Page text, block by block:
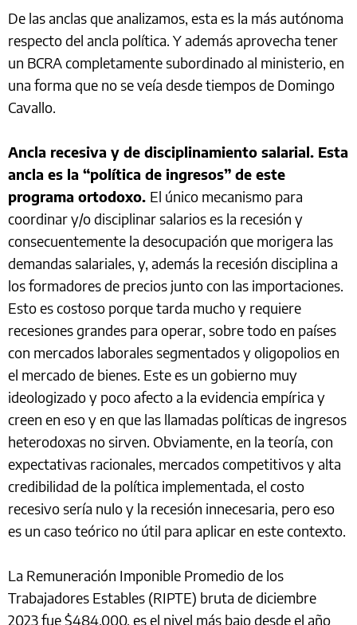
De las anclas que analizamos, esta es la más autónoma
respecto del ancla política. Y además aprovecha tener
un BCRA completamente subordinado al ministerio, en
una forma que no se veía desde tiempos de Domingo
Cavallo.
Ancla recesiva y de disciplinamiento salarial. Esta
ancla es la “política de ingresos” de este
programa ortodoxo. El único mecanismo para
coordinar y/o disciplinar salarios es la recesión y
consecuentemente la desocupación que morigera las
demandas salariales, y, además la recesión disciplina a
los formadores de precios junto con las importaciones.
Esto es costoso porque tarda mucho y requiere
recesiones grandes para operar, sobre todo en países
con mercados laborales segmentados y oligopolios en
el mercado de bienes. Este es un gobierno muy
ideologizado y poco afecto a la evidencia empírica y
creen en eso y en que las llamadas políticas de ingresos
heterodoxas no sirven. Obviamente, en la teoría, con
expectativas racionales, mercados competitivos y alta
credibilidad de la política implementada, el costo
recesivo sería nulo y la recesión innecesaria, pero eso
es un caso teórico no útil para aplicar en este contexto.
La Remuneración Imponible Promedio de los
Trabajadores Estables (RIPTE) bruta de diciembre
2023 fue $484.000, es el nivel más bajo desde el año